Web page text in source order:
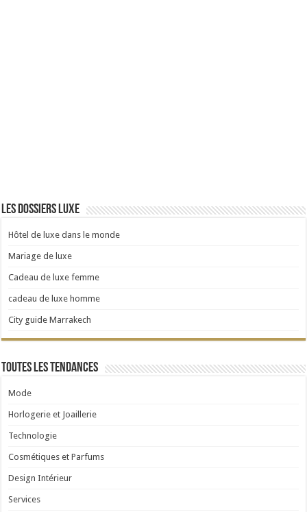
Les dossiers luxe
Hôtel de luxe dans le monde
Mariage de luxe
Cadeau de luxe femme
cadeau de luxe homme
City guide Marrakech
Toutes les tendances
Mode
Horlogerie et Joaillerie
Technologie
Cosmétiques et Parfums
Design Intérieur
Services